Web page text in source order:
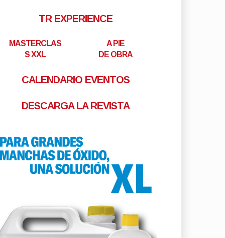
TR EXPERIENCE
MASTERCLAS
S XXL
A PIE
DE OBRA
CALENDARIO EVENTOS
DESCARGA LA REVISTA